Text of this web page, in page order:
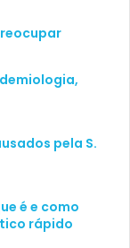
pela S.
é e como
rápido